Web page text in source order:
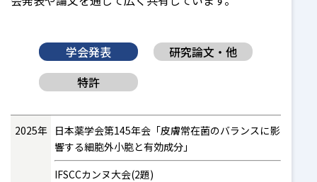
学会発表
研究論文・他
特許
2025年 日本薬学会第145年会「皮膚常在菌のバランスに影
響する細胞外小胞と有効成分」
IFSCCカンヌ大会(2題)